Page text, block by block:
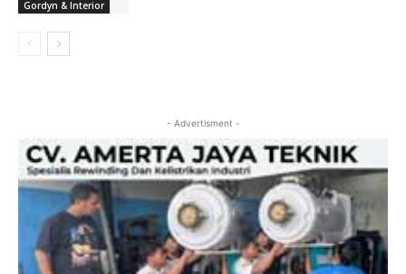
Gordyn & Interior
- Advertisment -